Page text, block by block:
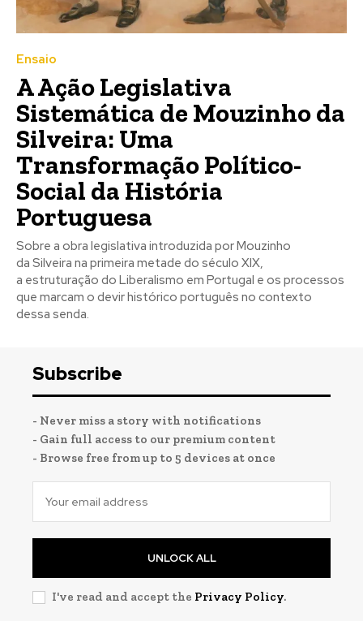
Registe-se na nossa lista de correio e receba mensalmente
no seu email os artigos do mês transacto, ilustrações e
subscrever:
Registe-se na nossa lista de correio e receba mensalmente
no seu email os artigos do mês transacto, ilustrações e
subscrever:
Ensaio
A Ação Legislativa
Sistemática de Mouzinho da
Silveira: Uma
Transformação Político-
Social da História
Portuguesa
Sobre a obra legislativa introduzida por Mouzinho
da Silveira na primeira metade do século XIX,
a estruturação do Liberalismo em Portugal e os processos
que marcam o devir histórico português no contexto
dessa senda.
Subscribe
- Never miss a story with notifications
- Gain full access to our premium content
- Browse free from up to 5 devices at once
UNLOCK ALL
I've read and accept the Privacy Policy.